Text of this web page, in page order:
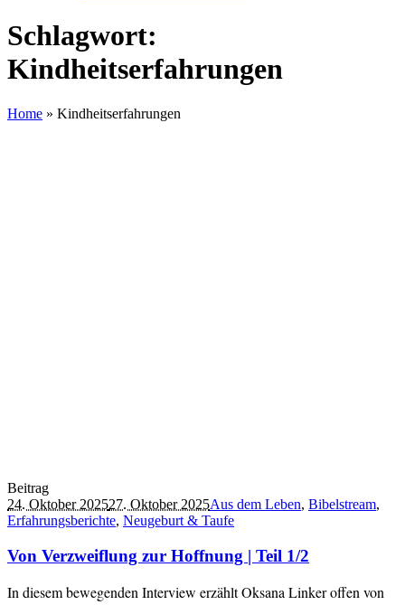
Schlagwort:
Kindheitserfahrungen
Home » Kindheitserfahrungen
Beitrag
24. Oktober 202527. Oktober 2025Aus dem Leben, Bibelstream,
Erfahrungsberichte, Neugeburt & Taufe
Von Verzweiflung zur Hoffnung | Teil 1/2
In diesem bewegenden Interview erzählt Oksana Linker offen von